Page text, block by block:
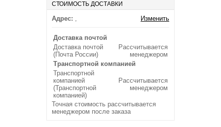
СТОИМОСТЬ ДОСТАВКИ
Адрес: , Изменить
Доставка почтой
Доставка почтой
(Почта России)
Рассчитывается
менеджером
Транспортной компанией
Транспортной
компанией
(Транспортной
компанией)
Рассчитывается
менеджером
Точная стоимость рассчитывается
менеджером после заказа